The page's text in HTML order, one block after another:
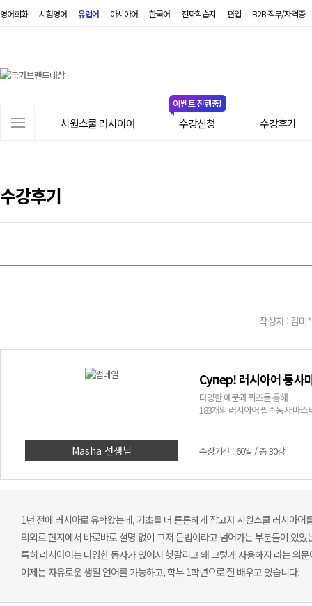
영어회화 시험영어 유럽어 아시아어 한국어 진짜학습지 편입 B2B·직무/자격증
시원스쿨 러시아어 수강신청 수강후기
수강후기
작성자 : 김미*
Masha 선생님
Супер! 러시아어 동사
다양한 예문과 퀴즈를 통해
183개의 러시아어 필수동사 마스
수강기간 : 60일 / 총 30강
1년 전에 러시아로 유학왔는데, 기초를 더 튼튼하게 잡고자 시원스쿨 러시아어
의외로 현지에서 바로바로 설명 없이 그저 문법이라고 넘어가는 부분들이 있
특히 러시아어는 다양한 동사가 있어서 헷갈리고 왜 그렇게 사용하지 라는 의
이제는 자유로운 생활 언어를 가능하고, 학부 1학년으로 잘 배우고 있습니다.